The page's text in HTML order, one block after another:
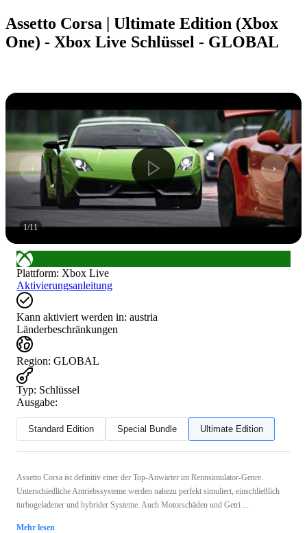
Assetto Corsa | Ultimate Edition (Xbox
One) - Xbox Live Schlüssel - GLOBAL
1/11
Plattform: Xbox Live
Aktivierungsanleitung
Kann aktiviert werden in: austria
Länderbeschränkungen
Region: GLOBAL
Typ: Schlüssel
Ausgabe:
Standard Edition Special Bundle Ultimate Edition
Assetto Corsa ist definitiv einer der Top-Anwärter im Rennsimulator-Genre.
Unterschiedliche Antriebssysteme werden nahezu perfekt simuliert, einschließlich
turbogeladener und hybrider Systeme. Auch Motorschäden und Getri ...
Mehr lesen